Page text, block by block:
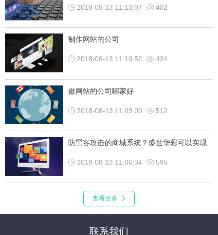
2018-08-13 11:13:07 402
制作网站的公司
2018-08-13 11:10:52 434
做网站的公司哪家好
2018-08-13 11:09:09 512
防黑客攻击的商城系统？盛世华彩可以实现
2018-08-13 11:06:34 595
查看更多
联系我们